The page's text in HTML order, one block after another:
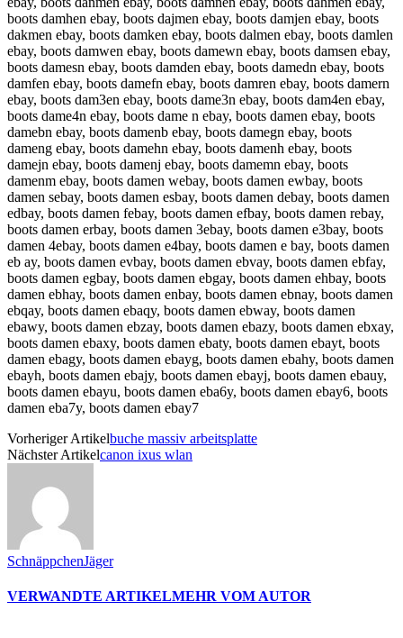
boots damhen ebay, boots dajmen ebay, boots damjen ebay, boots
dakmen ebay, boots damken ebay, boots dalmen ebay, boots damlen
ebay, boots damwen ebay, boots damewn ebay, boots damsen ebay,
boots damesn ebay, boots damden ebay, boots damedn ebay, boots
damfen ebay, boots damefn ebay, boots damren ebay, boots damern
ebay, boots dam3en ebay, boots dame3n ebay, boots dam4en ebay,
boots dame4n ebay, boots dame n ebay, boots damen ebay, boots
damebn ebay, boots damenb ebay, boots damegn ebay, boots
dameng ebay, boots damehn ebay, boots damenh ebay, boots
damejn ebay, boots damenj ebay, boots damemn ebay, boots
damenm ebay, boots damen webay, boots damen ewbay, boots
damen sebay, boots damen esbay, boots damen debay, boots damen
edbay, boots damen febay, boots damen efbay, boots damen rebay,
boots damen erbay, boots damen 3ebay, boots damen e3bay, boots
damen 4ebay, boots damen e4bay, boots damen e bay, boots damen
eb ay, boots damen evbay, boots damen ebvay, boots damen ebfay,
boots damen egbay, boots damen ebgay, boots damen ehbay, boots
damen ebhay, boots damen enbay, boots damen ebnay, boots damen
ebqay, boots damen ebaqy, boots damen ebway, boots damen
ebawy, boots damen ebzay, boots damen ebazy, boots damen ebxay,
boots damen ebaxy, boots damen ebaty, boots damen ebayt, boots
damen ebagy, boots damen ebayg, boots damen ebahy, boots damen
ebayh, boots damen ebajy, boots damen ebayj, boots damen ebauy,
boots damen ebayu, boots damen eba6y, boots damen ebay6, boots
damen eba7y, boots damen ebay7
Vorheriger Artikelbuche massiv arbeitsplatte
Nächster Artikelcanon ixus wlan
SchnäppchenJäger
VERWANDTE ARTIKELMEHR VOM AUTOR